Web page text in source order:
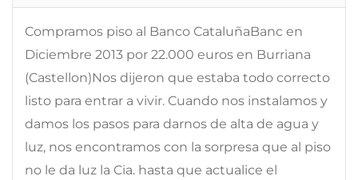
Compramos piso al Banco CataluñaBanc en
Diciembre 2013 por 22.000 euros en Burriana
(Castellon)Nos dijeron que estaba todo correcto
listo para entrar a vivir. Cuando nos instalamos y
damos los pasos para darnos de alta de agua y
luz, nos encontramos con la sorpresa que al piso
no le da luz la Cia. hasta que actualice el